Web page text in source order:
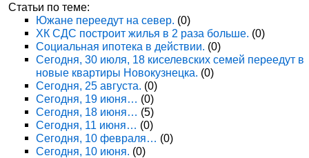
Статьи по теме:
Южане переедут на север. (0)
ХК СДС построит жилья в 2 раза больше. (0)
Социальная ипотека в действии. (0)
Сегодня, 30 июля, 18 киселевских семей переедут в
новые квартиры Новокузнецка. (0)
Сегодня, 25 августа. (0)
Сегодня, 19 июня… (0)
Сегодня, 18 июня… (5)
Сегодня, 11 июня… (0)
Сегодня, 10 февраля… (0)
Сегодня, 10 июня. (0)